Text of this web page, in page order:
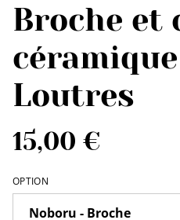
Broche et
Loutres
15,00 €
OPTION